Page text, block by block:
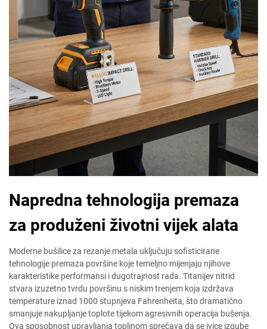
Napredna tehnologija premaza
za produženi životni vijek alata
Moderne bušilice za rezanje metala uključuju sofisticirane
tehnologije premaza površine koje temeljno mijenjaju njihove
karakteristike performansi i dugotrajnost rada. Titanijev nitrid
stvara izuzetno tvrdu površinu s niskim trenjem koja izdržava
temperature iznad 1000 stupnjeva Fahrenheita, što dramatično
smanjuje nakupljanje toplote tijekom agresivnih operacija bušenja.
Ova sposobnost upravljanja toplinom sprečava da se ivice izgube